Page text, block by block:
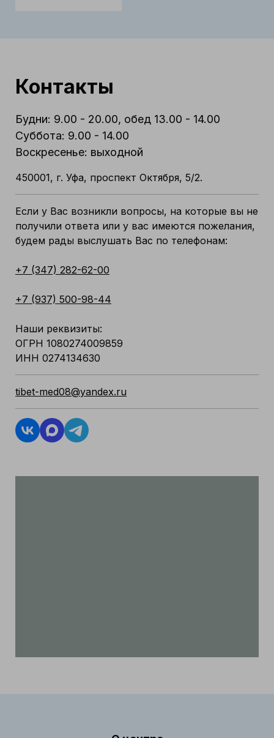
Контакты
Будни: 9.00 - 20.00, обед 13.00 - 14.00
Суббота: 9.00 - 14.00
Воскресенье: выходной
450001, г. Уфа, проспект Октября, 5/2.
Если у Вас возникли вопросы, на которые вы не
получили ответа или у вас имеются пожелания,
будем рады выслушать Вас по телефонам:
+7 (347) 282-62-00
+7 (937) 500-98-44
Наши реквизиты:
ОГРН 1080274009859
ИНН 0274134630
tibet-med08@yandex.ru